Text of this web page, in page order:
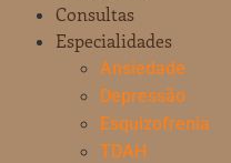
Consultas
Especialidades
Ansiedade
Depressão
Esquizofrenia
TDAH